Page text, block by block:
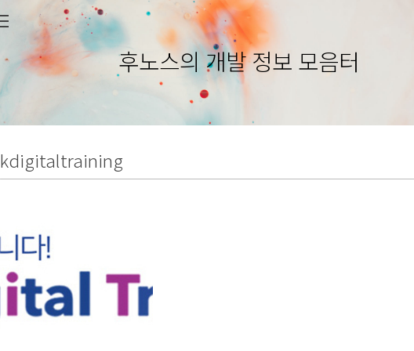
후노스의 개발 정보 모음터
kdigitaltraining